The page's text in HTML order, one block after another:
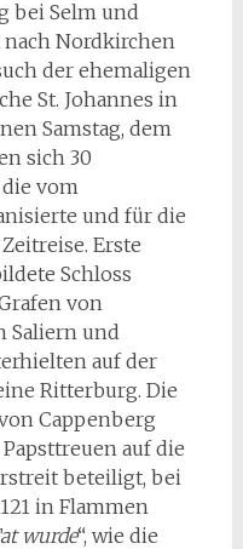
bei Selm und
Nordkirchen
der ehemaligen
St. Johannes in
Samstag, dem
sich 30
vom
und für die
Erste
Schloss
von
Saliern und
auf der
Ritterburg. Die
Cappenberg
auf die
beteiligt, bei
in Flammen
wurde“, wie die